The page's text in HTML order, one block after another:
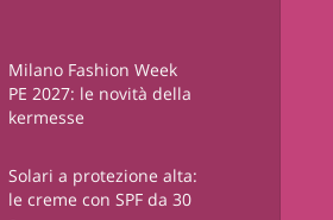
Milano Fashion Week
PE 2027: le novità della
kermesse
Solari a protezione alta:
le creme con SPF da 30